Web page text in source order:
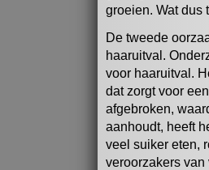
groeien. Wat dus
De tweede
haaruitval.
voor haaruitval.
dat zorgt voor
afgebroken,
aanhoudt, heeft
veel suiker eten,
veroorzakers